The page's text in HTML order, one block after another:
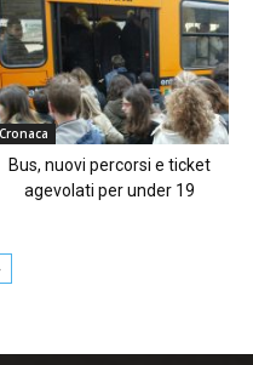
Cronaca
Bus, nuovi percorsi e ticket
agevolati per under 19